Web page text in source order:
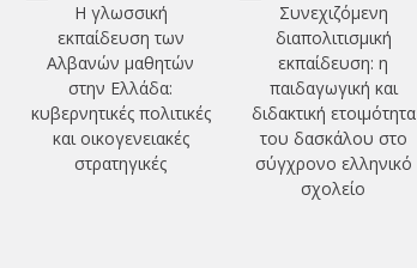
Η γλωσσική
εκπαίδευση των
Αλβανών μαθητών
στην Ελλάδα:
κυβερνητικές πολιτικές
και οικογενειακές
στρατηγικές
Συνεχιζόμενη
διαπολιτισμική
εκπαίδευση: η
παιδαγωγική και
διδακτική ετοιμότητα
του δασκάλου στο
σύγχρονο ελληνικό
σχολείο